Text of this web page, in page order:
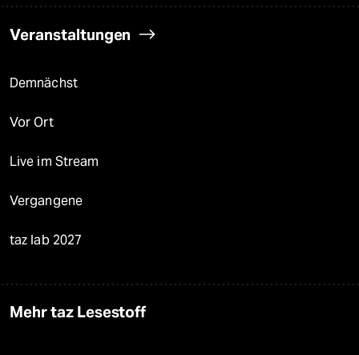
Veranstaltungen
Demnächst
Vor Ort
Live im Stream
Vergangene
taz lab 2027
Mehr taz Lesestoff